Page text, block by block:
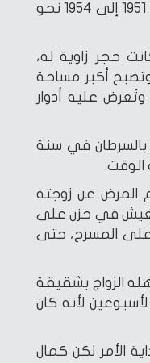
– قدم في بداياته بين عامي 1951 إلى 1954 نحو
حجر زاوية له،
أكبر مساحة
عليه أدوار
بالسرطان في سنة
المرض عن زوجته
يعيش في حزن على
على المسرح، حتى
الزواج بشقيقة
لأنه كان
الأمر لكن كمال